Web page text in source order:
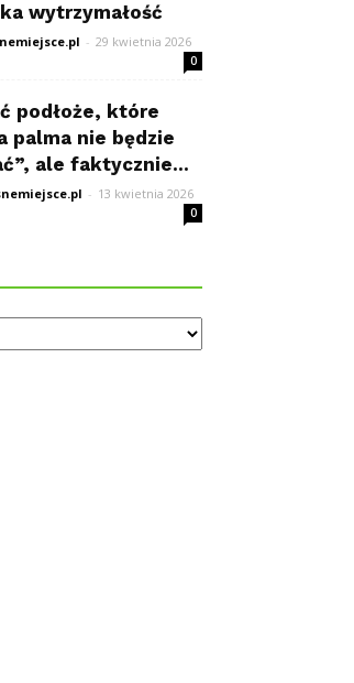
wytrzymałość
- 29 kwietnia 2026
0
podłoże, które
palma nie będzie
ale faktycznie...
- 13 kwietnia 2026
0